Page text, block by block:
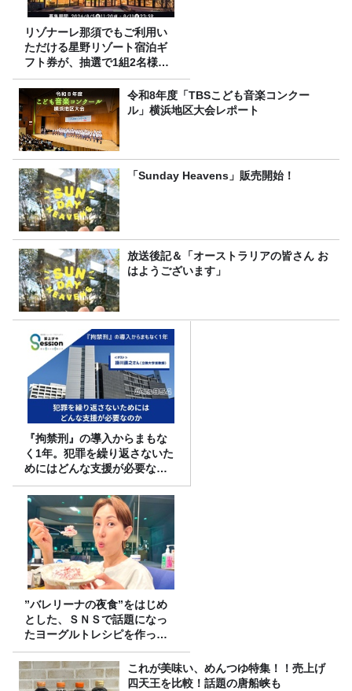
リゾナーレ那須でもご利用い
ただける星野リゾート宿泊ギ
フト券が、抽選で1組2名様に
プレゼント！
令和8年度「TBSこども音楽コンクー
ル」横浜地区大会レポート
「Sunday Heavens」販売開始！
放送後記＆「オーストラリアの皆さん お
はようございます」
『拘禁刑』の導入からまもな
く1年。犯罪を繰り返さないた
めにはどんな支援が必要なの
か
”バレリーナの夜食”をはじめ
とした、ＳＮＳで話題になっ
たヨーグルトレシピを作って
みた！
これが美味い、めんつゆ特集！！売上げ
四天王を比較！話題の唐船峡も